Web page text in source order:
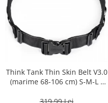
Think Tank Thin Skin Belt V3.0
(marime 68-106 cm) S-M-L -